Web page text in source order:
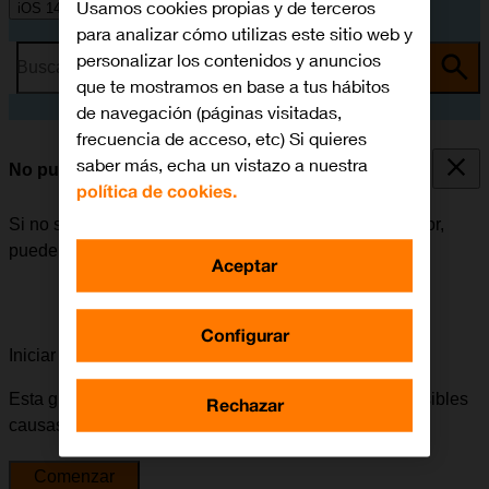
iOS 14.0
Busca por problema o tema
No puedo escuchar los mensajes del contestador
Si no se pueden escuchar los mensajes del contestador,
puede haber varias causas posibles al problema.
Iniciar la guía para solucionar tu problema
Esta guía te va a conducir a través de una serie de posibles
causas y soluciones al problema.
Comenzar
Usamos cookies propias y de terceros
para analizar cómo utilizas este sitio web y
personalizar los contenidos y anuncios
que te mostramos en base a tus hábitos
de navegación (páginas visitadas,
frecuencia de acceso, etc) Si quieres
saber más, echa un vistazo a nuestra
política de cookies.
Configurar
Rechazar
Aceptar